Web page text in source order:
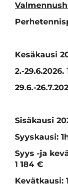
Kesäkausi
2.-29.6.2026.
29.6.-
Sisäkausi
Syyskausi:
Syys -ja
1 184 €
Kevätkausi: